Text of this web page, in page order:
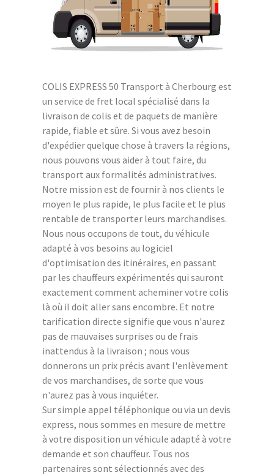
COLIS EXPRESS 50 Transport à Cherbourg est
un service de fret local spécialisé dans la
livraison de colis et de paquets de manière
rapide, fiable et sûre. Si vous avez besoin
d'expédier quelque chose à travers la régions,
nous pouvons vous aider à tout faire, du
transport aux formalités administratives.
Notre mission est de fournir à nos clients le
moyen le plus rapide, le plus facile et le plus
rentable de transporter leurs marchandises.
Nous nous occupons de tout, du véhicule
adapté à vos besoins au logiciel
d'optimisation des itinéraires, en passant
par les chauffeurs expérimentés qui sauront
exactement comment acheminer votre colis
là où il doit aller sans encombre. Et notre
tarification directe signifie que vous n'aurez
pas de mauvaises surprises ou de frais
inattendus à la livraison ; nous vous
donnerons un prix précis avant l'enlèvement
de vos marchandises, de sorte que vous
n'aurez pas à vous inquiéter.
Sur simple appel téléphonique ou via un devis
express, nous sommes en mesure de mettre
à votre disposition un véhicule adapté à votre
demande et son chauffeur. Tous nos
partenaires sont sélectionnés avec des